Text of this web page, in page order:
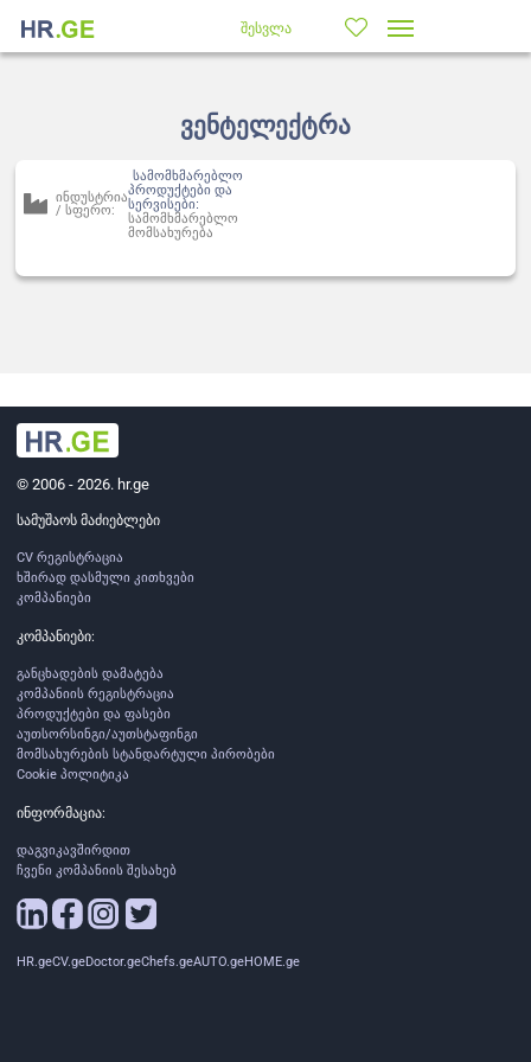
შესვლა
ვენტელექტრა
ინდუსტრია
/ სფერო:
სამომხმარებლო
პროდუქტები და
სერვისები:
სამომხმარებლო
მომსახურება
© 2006 - 2026. hr.ge
სამუშაოს მაძიებლები
CV რეგისტრაცია
ხშირად დასმული კითხვები
კომპანიები
კომპანიები:
განცხადების დამატება
კომპანიის რეგისტრაცია
პროდუქტები და ფასები
აუთსორსინგი/აუთსტაფინგი
მომსახურების სტანდარტული პირობები
Cookie პოლიტიკა
ინფორმაცია:
დაგვიკავშირდით
ჩვენი კომპანიის შესახებ
HR.geCV.geDoctor.geChefs.geAUTO.geHOME.ge